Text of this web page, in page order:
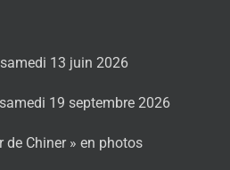
13 juin 2026
samedi 19 septembre 2026
de Chiner » en photos